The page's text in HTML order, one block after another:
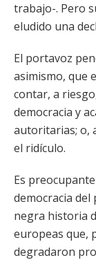
trabajo-. Pero
eludido una
El portavoz
asimismo, que
contar, a
democracia y
autoritarias; o,
el ridículo.
Es
democracia
negra historia
europeas que,
degradaron